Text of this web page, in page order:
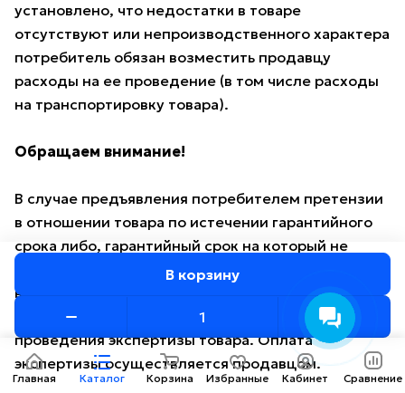
В корзину
установлено, что недостатки в товаре
отсутствуют или непроизводственного характера
потребитель обязан возместить продавцу
расходы на ее проведение (в том числе расходы
на транспортировку товара).
Обращаем внимание!
В случае предъявления потребителем претензии
в отношении товара по истечении гарантийного
срока либо, гарантийный срок на который не
установлен, ответственность по доказыванию
возлагается на потребителя: он должен подать
заявление в экспертную организацию для
проведения экспертизы товара. Оплата
экспертизы осуществляется продавцом.
Главная Каталог Корзина Избранные Кабинет Сравнение